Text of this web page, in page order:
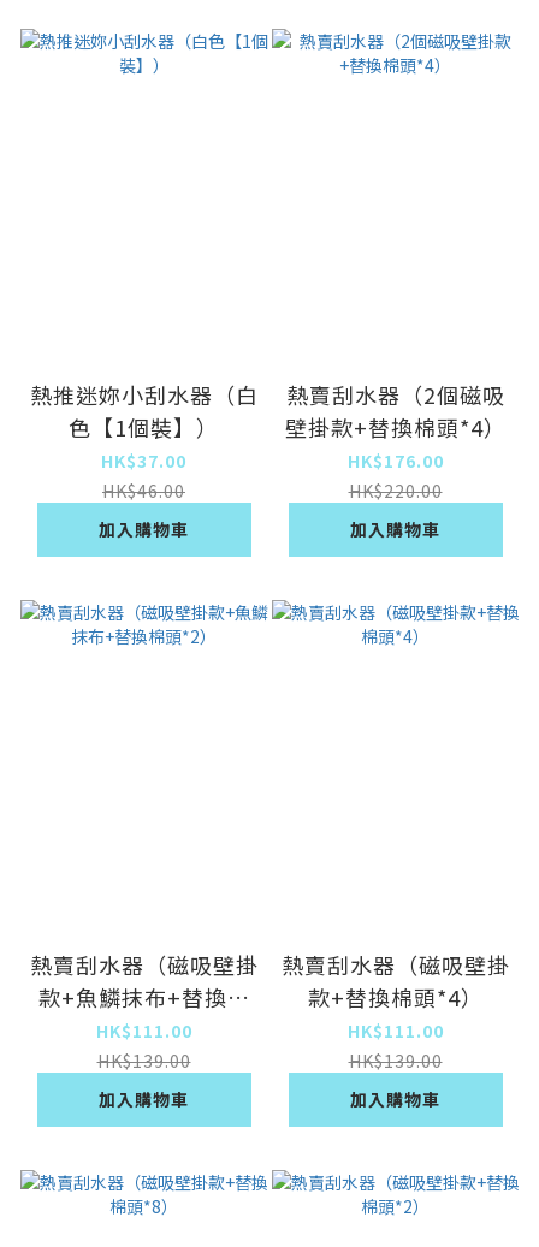
熱推迷妳小刮水器（白
色【1個裝】）
HK$37.00
HK$46.00
加入購物車
熱賣刮水器（2個磁吸
壁掛款+替換棉頭*4）
HK$176.00
HK$220.00
加入購物車
熱賣刮水器（磁吸壁掛
款+魚鱗抹布+替換棉
頭*2）
HK$111.00
HK$139.00
加入購物車
熱賣刮水器（磁吸壁掛
款+替換棉頭*4）
HK$111.00
HK$139.00
加入購物車